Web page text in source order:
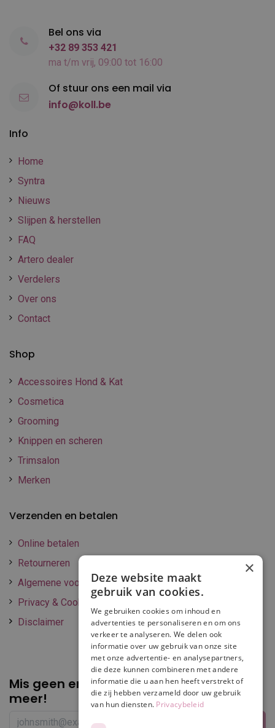
Info
Home
Syntra
Nieuws
Slijpen & herstellen
FAQ
Artero dealer
Verdelers
Over ons
Contact
Shop
Accessoires Hond & Kat
Cosmetica
Grooming
Knippen en scheren
Trimsalon
Merken
Verzenden en betalen
Online betalen
Retourneren
Algemene voorwaarden
Privacy & Cookie policy
Disclaimer
Mis geen enkelepromotie of korting
meer!
Bel ons via
+32 89 353 421
ma t/m vrij, 09:00 tot 16:00
Of stuur ons een mail via
info@koll.be
×
Deze website maakt
gebruik van cookies.
We gebruiken cookies om inhoud en
advertenties te personaliseren en om ons
verkeer te analyseren. We delen ook
informatie over uw gebruik van onze site
met onze advertentie- en analysepartners,
die deze kunnen combineren met andere
informatie die u aan hen heeft verstrekt of
die zij hebben verzameld door uw gebruik
van hun diensten. Privacybeleid